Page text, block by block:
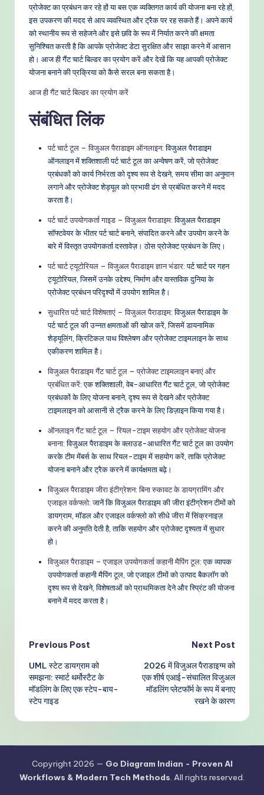
प्रोजेक्ट का प्रबंधन कर रहे हों या बस एक व्यक्तिगत कार्य की योजना बना रहे हों,
इस उपकरण की मदद से आप व्यवस्थित और ट्रैक पर रह सकते हैं। अपने कार्य
को स्थानीय रूप से सहेजने और इसे छवि के रूप में निर्यात करने की क्षमता
सुनिश्चित करती है कि आपके प्रोजेक्ट डेटा सुरक्षित और साझा करने में आसान
हो। आज ही गैंट चार्ट बिल्डर का प्रयोग करें और देखें कि यह आपकी प्रोजेक्ट
योजना बनाने की प्रक्रिया को कैसे सरल बना सकता है।
आज ही गैंट चार्ट बिल्डर का प्रयोग करें
संबंधित लिंक
पर्ट चार्ट टूल – विजुअल पैराडाइम ऑनलाइन: विजुअल पैराडाइम
ऑनलाइन में शक्तिशाली पर्ट चार्ट टूल का अन्वेषण करें, जो प्रोजेक्ट
प्रबंधकों को कार्य निर्भरता को दृश्य रूप से देखने, समय सीमा का अनुमान
लगाने और प्रोजेक्ट शेड्यूल को प्रभावी ढंग से प्रबंधित करने में मदद
करता है।
पर्ट चार्ट उपयोगकर्ता गाइड – विजुअल पैराडाइम: विजुअल पैराडाइम
सॉफ्टवेयर के भीतर पर्ट चार्ट बनाने, संपादित करने और उपयोग करने के
बारे में विस्तृत उपयोगकर्ता दस्तावेज़। ठोस प्रोजेक्ट प्रबंधन के लिए।
पर्ट चार्ट ट्यूटोरियल – विजुअल पैराडाइम ज्ञान भंडार: पर्ट चार्ट पर गहन
ट्यूटोरियल, जिसमें उनके उद्देश्य, निर्माण और वास्तविक दुनिया के
प्रोजेक्ट प्रबंधन परिदृश्यों में उपयोग शामिल है।
सुधारित पर्ट चार्ट विशेषताएं – विजुअल पैराडाइम: विजुअल पैराडाइम के
पर्ट चार्ट टूल की उन्नत क्षमताओं की खोज करें, जिसमें डायनामिक
शेड्यूलिंग, क्रिटिकल पाथ विश्लेषण और प्रोजेक्ट टाइमलाइन के साथ
एकीकरण शामिल है।
विजुअल पैराडाइम गैंट चार्ट टूल – प्रोजेक्ट टाइमलाइन बनाएं और
प्रबंधित करें: एक शक्तिशाली, वेब-आधारित गैंट चार्ट टूल, जो प्रोजेक्ट
प्रबंधकों के लिए योजना बनाने, दृश्य रूप से देखने और प्रोजेक्ट
टाइमलाइन को आसानी से ट्रैक करने के लिए डिज़ाइन किया गया है।
ऑनलाइन गैंट चार्ट टूल – रियल-टाइम सहयोग और प्रोजेक्ट योजना
बनाना: विजुअल पैराडाइम के क्लाउड-आधारित गैंट चार्ट टूल का उपयोग
करके टीम मेंबर्स के साथ रियल-टाइम में सहयोग करें, ताकि प्रोजेक्ट
योजना बनाने और ट्रैक करने में कार्यक्षमता बढ़े।
विजुअल पैराडाइम जीरा इंटीग्रेशन: बिना रुकावट के डायग्रामिंग और
एजाइल वर्कफ्लो: जानें कि विजुअल पैराडाइम की जीरा इंटीग्रेशन टीमों को
डायग्राम, मॉडल और एजाइल वर्कफ्लो को सीधे जीरा में सिंक्रनाइज़
करने की अनुमति देती है, ताकि सहयोग और प्रोजेक्ट दृश्यता में सुधार
हो।
विजुअल पैराडाइम – एजाइल उपयोगकर्ता कहानी मैपिंग टूल: एक व्यापक
उपयोगकर्ता कहानी मैपिंग टूल, जो एजाइल टीमों को उत्पाद बैकलॉग को
दृश्य रूप से देखने, विशेषताओं को प्राथमिकता देने और स्प्रिंट की योजना
बनाने में मदद करता है।
Post
navigation
Previous Post
UML स्टेट डायग्राम को
समझना: स्मार्ट थर्मोस्टैट के
मॉडलिंग के लिए एक स्टेप-बाय-
स्टेप गाइड
Next Post
2026 में विजुअल पैराडाइग्म को
एक शीर्ष एआई-संचालित विजुअल
मॉडलिंग प्लेटफॉर्म के रूप में बनाए
रखने के कारण
Copyright 2026 — Go Diagram Indian - Proven AI
Workflows & Modern Tech Methods. All rights reserved.